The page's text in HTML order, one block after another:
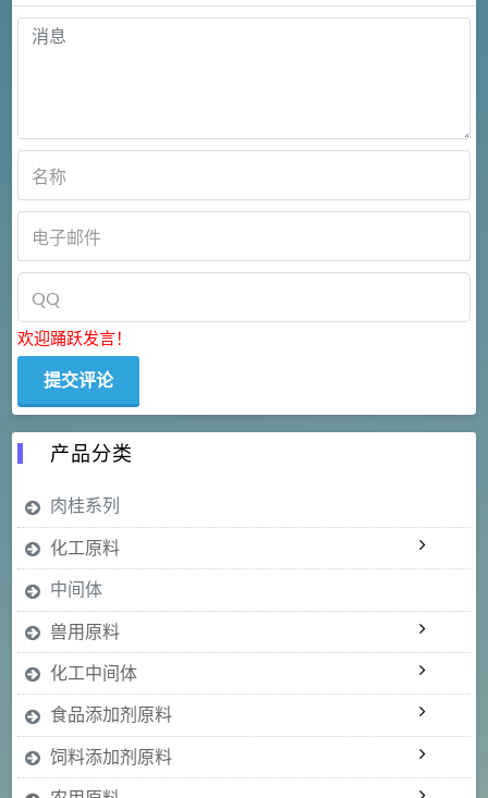
欢迎踊跃发言！
产品分类
肉桂系列
化工原料
中间体
兽用原料
化工中间体
食品添加剂原料
饲料添加剂原料